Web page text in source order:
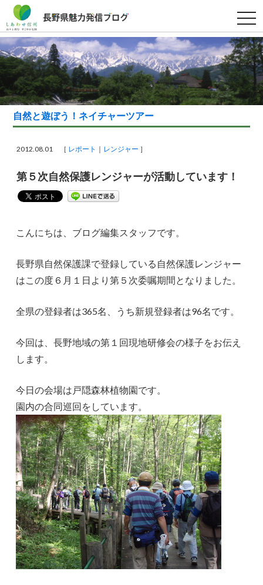
t
o
g
g
l
e
n
a
v
g
i
自然と遊ぼう！ネイチャーツアー
2012.08.01 ［ レポート レンジャー ］
第５次自然保護レンジャーが活動しています！
こんにちは、ブログ編集スタッフです。
長野県自然保護課で登録している自然保護レンジャー
はこの度６月１日より第５次委嘱期間となりました。
全県の登録者は365名、うち新規登録者は96名です。
今回は、長野地域の第１回現地研修会の様子をお伝え
します。
今日の会場は戸隠森林植物園です。
園内の合同巡回をしています。